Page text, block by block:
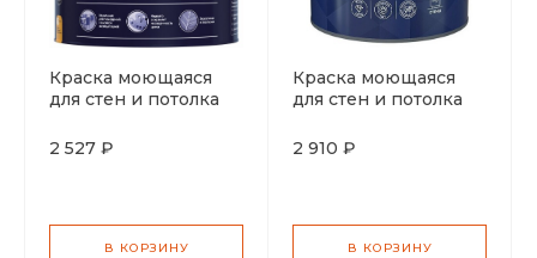
Краска моющаяся
для стен и потолка
7 матовая база C 2,7л
2 527 ₽
В КОРЗИНУ
Краска моющаяся
для стен и потолка
7 матовая база А 2,7л
2 910 ₽
В КОРЗИНУ